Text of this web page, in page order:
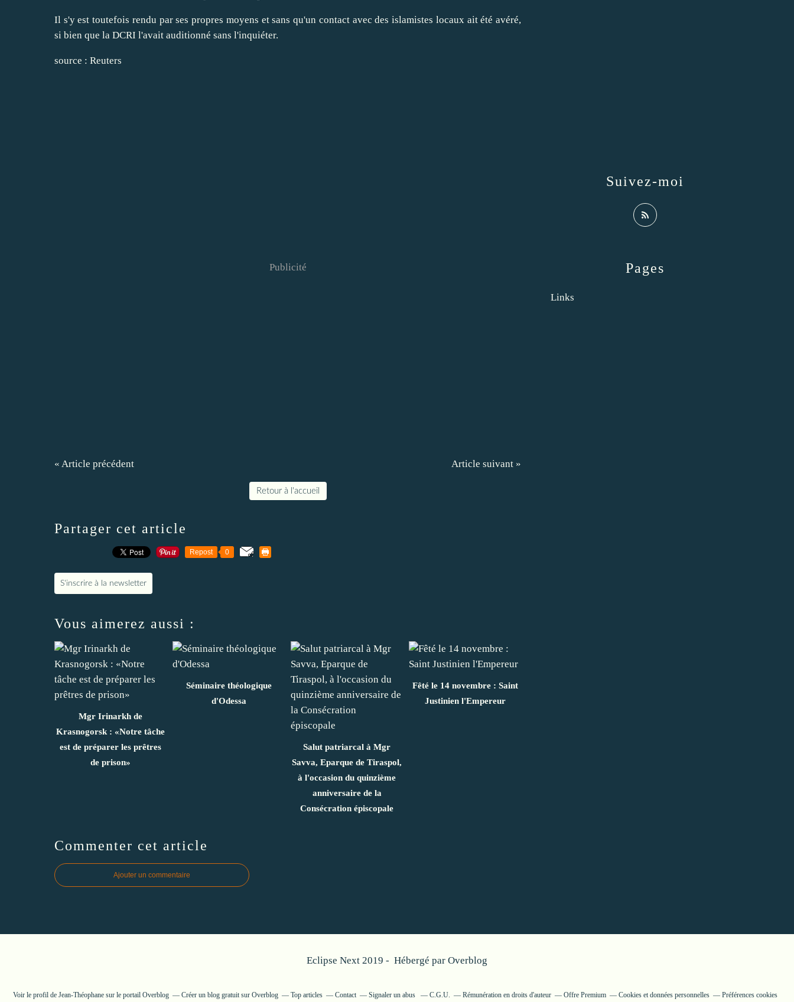
Il s'y est toutefois rendu par ses propres moyens et sans qu'un contact avec des islamistes locaux ait été avéré,
si bien que la DCRI l'avait auditionné sans l'inquiéter.
source : Reuters
Publicité
« Article précédent Article suivant »
Retour à l'accueil
Partager cet article
Repost 0
S'inscrire à la newsletter
Vous aimerez aussi :
Mgr Irinarkh de
Krasnogorsk : «Notre tâche
est de préparer les prêtres
de prison»
Séminaire théologique
d'Odessa
Salut patriarcal à Mgr
Savva, Eparque de Tiraspol,
à l'occasion du quinzième
anniversaire de la
Consécration épiscopale
Fêté le 14 novembre : Saint
Justinien l'Empereur
Commenter cet article
Ajouter un commentaire
Pages
Links
Suivez-moi
Eclipse Next 2019 - Hébergé par Overblog
Voir le profil de Jean-Théophane sur le portail Overblog Créer un blog gratuit sur Overblog Top articles Contact Signaler un abus C.G.U. Rémunération en droits d'auteur Offre Premium Cookies et données personnelles Préférences cookies